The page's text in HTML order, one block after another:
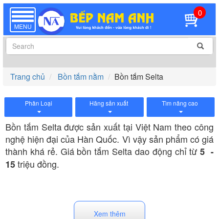
TOGGLE
NAVIGATION
MENU
0
Trang chủ Bồn tắm nằm Bồn tắm Selta
Phân Loại Hãng sản xuất Tìm nâng cao
Bồn tắm Selta được sản xuất tại Việt Nam theo công
nghệ hiện đại của Hàn Quốc. Vì vậy sản phẩm có giá
thành khá rẻ. Giá bồn tắm Selta dao động chỉ từ 5 -
15triệu đồng.
Bồn tắm góc, bồn tắm hình chữ nhật
Xem thêm